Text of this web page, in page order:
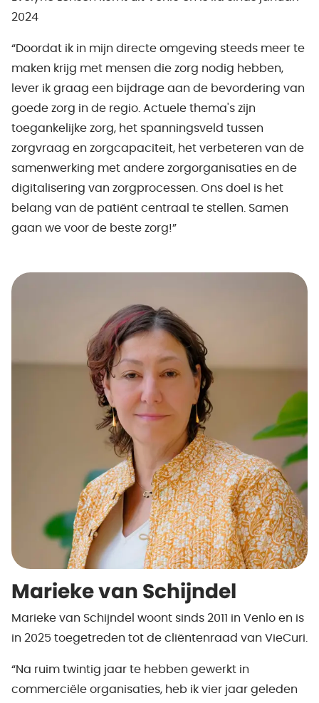
2024
“Doordat ik in mijn directe omgeving steeds meer te
maken krijg met mensen die zorg nodig hebben,
lever ik graag een bijdrage aan de bevordering van
goede zorg in de regio. Actuele thema's zijn
toegankelijke zorg, het spanningsveld tussen
zorgvraag en zorgcapaciteit, het verbeteren van de
samenwerking met andere zorgorganisaties en de
digitalisering van zorgprocessen. Ons doel is het
belang van de patiënt centraal te stellen. Samen
gaan we voor de beste zorg!”
Marieke van Schijndel
Marieke van Schijndel woont sinds 2011 in Venlo en is
in 2025 toegetreden tot de cliëntenraad van VieCuri.
“Na ruim twintig jaar te hebben gewerkt in
commerciële organisaties, heb ik vier jaar geleden